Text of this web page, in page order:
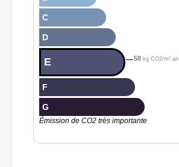
C
D
E 58 kg CO2/m².an
F
G
Émission de CO2 très importante